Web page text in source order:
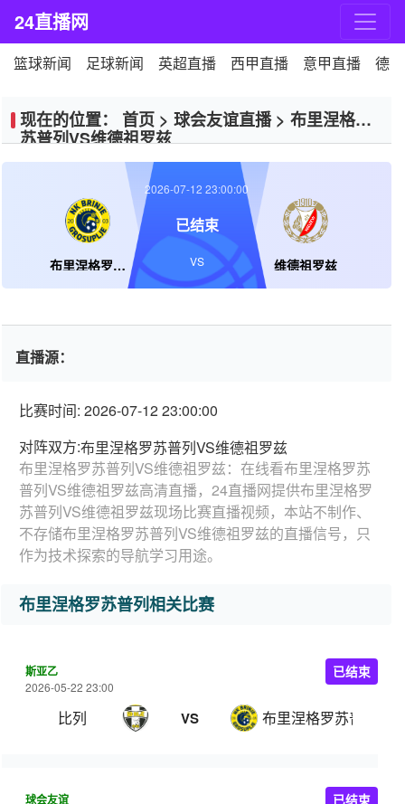
24直播网
篮球新闻 足球新闻 英超直播 西甲直播 意甲直播 德
现在的位置： 首页 > 球会友谊直播> 布里涅格罗
苏普列VS维德祖罗兹
布里涅格罗苏普列 维德祖罗兹
2026-07-12 23:00:00
已结束
VS
直播源：
比赛时间: 2026-07-12 23:00:00
对阵双方:布里涅格罗苏普列VS维德祖罗兹
布里涅格罗苏普列VS维德祖罗兹：在线看布里涅格罗苏
普列VS维德祖罗兹高清直播，24直播网提供布里涅格罗
苏普列VS维德祖罗兹现场比赛直播视频，本站不制作、
不存储布里涅格罗苏普列VS维德祖罗兹的直播信号，只
作为技术探索的导航学习用途。
布里涅格罗苏普列相关比赛
斯亚乙
2026-05-22 23:00
比列 VS 布里涅格罗苏普列
已结束
球会友谊 已结束